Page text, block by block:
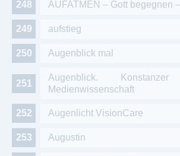
AUFATMEN – Gott begegnen
aufstieg
Augenblick mal
Augenblick.
Medienwissenschaft
Augenlicht VisionCare
Augustin